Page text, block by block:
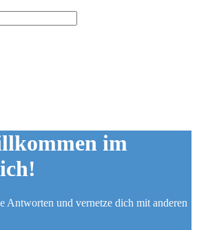
im
Antworten und vernetze dich mit anderen